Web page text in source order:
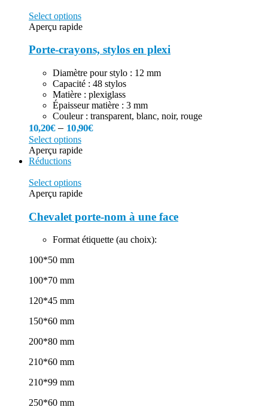
Select options
Aperçu rapide
Porte-crayons, stylos en plexi
Diamètre pour stylo : 12 mm
Capacité : 48 stylos
Matière : plexiglass
Épaisseur matière : 3 mm
Couleur : transparent, blanc, noir, rouge
10,20€– 10,90€
Select options
Aperçu rapide
Réductions
Select options
Aperçu rapide
Chevalet porte-nom à une face
Format étiquette (au choix):
100*50 mm
100*70 mm
120*45 mm
150*60 mm
200*80 mm
210*60 mm
210*99 mm
250*60 mm